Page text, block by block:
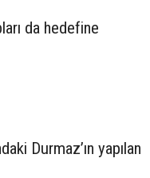
da hedefine
Durmaz’ın yapılan